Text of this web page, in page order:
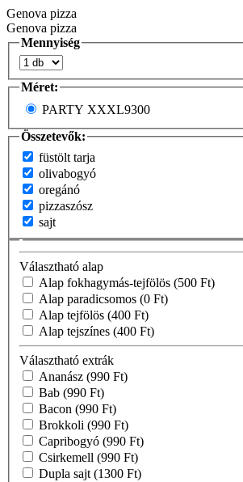
Genova pizza
Genova pizza
Mennyiség
Méret:
PARTY XXXL9300
Összetevők:
füstölt tarja
olivabogyó
oregánó
pizzaszósz
sajt
Választható alap
Alap fokhagymás-tejfölös (500 Ft)
Alap paradicsomos (0 Ft)
Alap tejfölös (400 Ft)
Alap tejszínes (400 Ft)
Választható extrák
Ananász (990 Ft)
Bab (990 Ft)
Bacon (990 Ft)
Brokkoli (990 Ft)
Capribogyó (990 Ft)
Csirkemell (990 Ft)
Dupla sajt (1300 Ft)